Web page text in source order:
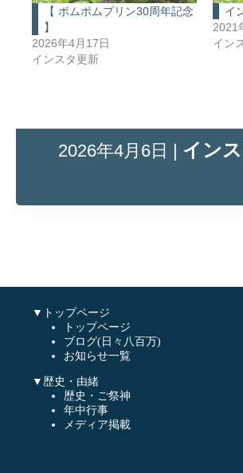
【 ポムポムプリン30周年記念
】
2026年4月17日
インスタ更新
イ
2021
イン
2026年4月6日 | イン
▼トップページ
トップページ
ブログ(日々八百万)
お知らせ一覧
▼歴史・由緒
歴史・ご祭神
年中行事
メディア掲載